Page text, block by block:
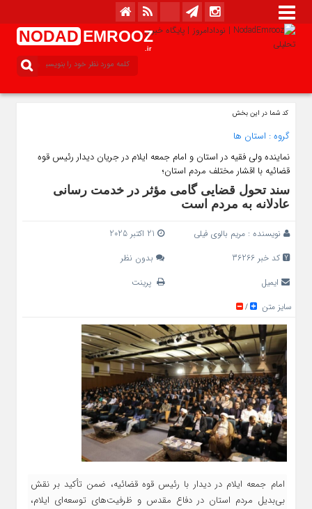
NODAD EMROOZ
.ir
کد شما در این بخش
گروه : استان ها
نماینده ولی فقیه در استان و امام جمعه ایلام در جریان دیدار رئیس قوه
قضائیه با اقشار مختلف مردم استان؛
سند تحول قضایی گامی مؤثر در خدمت‌ رسانی
عادلانه به مردم است
نویسنده : مریم بالوی فیلی
کد خبر 36266
بدون نظر
ایمیل
پرینت
سایز متن
/
امام جمعه ایلام در دیدار با رئیس قوه قضائیه، ضمن تأکید بر نقش
بی‌بدیل مردم استان در دفاع مقدس و ظرفیت‌های توسعه‌ای ایلام،